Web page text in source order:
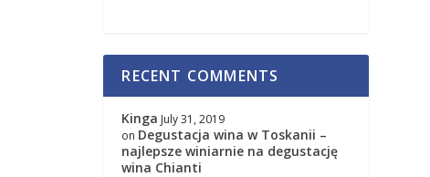
RECENT COMMENTS
Kinga July 31, 2019
on Degustacja wina w Toskanii –
najlepsze winiarnie na degustację
wina Chianti